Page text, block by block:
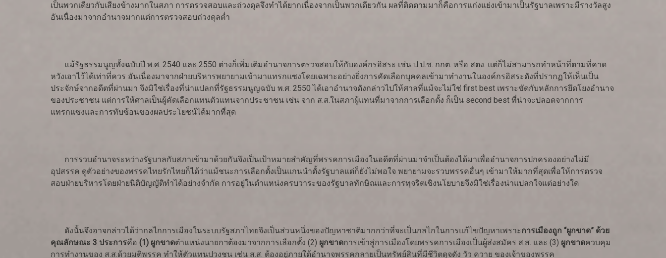
เป็นพวกเดียวกับเสียงข้างมากในสภา การตรวจสอบและถ่วงดุลจึงทำได้ยากเนื่องจากเป็นพวกเดียวกัน ผลที่ติดตามมาก็คือการแก่งแย่งเข้ามาเป็นรัฐบาลเพราะมีรางวัลสูง
อันเนื่องมาจากอำนาจมากแต่การตรวจสอบถ่วงดุลต่ำ
แม้รัฐธรรมนูญทั้งฉบับปี พ.ศ. 2540 และ 2550 ต่างก็เพิ่มเติมอำนาจการตรวจสอบให้กับองค์กรอิสระ เช่น ป.ป.ช. กกต. หรือ สตง. แต่ก็ไม่สามารถทำหน้าที่ตามที่คาด
หวังเอาไว้ได้เท่าที่ควร อันเนื่องมาจากฝ่ายบริหารพยายามเข้ามาแทรกแซงโดยเฉพาะอย่างยิ่งการคัดเลือกบุคคลเข้ามาทำงานในองค์กรอิสระดังที่ปรากฏให้เห็นเป็น
ประจักษ์จากอดีตที่ผ่านมา จึงมิใช่เรื่องที่น่าแปลกที่รัฐธรรมนูญฉบับ พ.ศ. 2550 ได้เอาอำนาจดังกล่าวไปให้ศาลที่แม้จะไม่ใช่ first best เพราะขัดกับหลักการยึดโยงอำนาจ
ของประชาชน แต่การให้ศาลเป็นผู้คัดเลือกแทนตัวแทนจากประชาชน เช่น จาก ส.ส.ในสภาผู้แทนที่มาจากการเลือกตั้ง ก็เป็น second best ที่น่าจะปลอดจากการ
แทรกแซงและการทับซ้อนของผลประโยชน์ได้มากที่สุด
การรวบอำนาจระหว่างรัฐบาลกับสภาเข้ามาด้วยกันจึงเป็นเป้าหมายสำคัญที่พรรคการเมืองในอดีตที่ผ่านมาจำเป็นต้องได้มาเพื่ออำนาจการปกครองอย่างไม่มี
อุปสรรค ดูตัวอย่างของพรรคไทยรักไทยก็ได้ว่าแม้ชนะการเลือกตั้งเป็นแกนนำตั้งรัฐบาลแต่ก็ยังไม่พอใจ พยายามจะรวบพรรคอื่นๆ เข้ามาให้มากที่สุดเพื่อให้การตรวจ
สอบฝ่ายบริหารโดยฝ่ายนิติบัญญัติทำได้อย่างจำกัด การอยู่ในตำแหน่งครบวาระของรัฐบาลทักษิณและการทุจริตเชิงนโยบายจึงมิใช่เรื่องน่าแปลกใจแต่อย่างใด
ดังนั้นจึงอาจกล่าวได้ว่ากลไกการเมืองในระบบรัฐสภาไทยจึงเป็นส่วนหนึ่งของปัญหาชาติมากกว่าที่จะเป็นกลไกในการแก้ไขปัญหาเพราะการเมืองถูก “ผูกขาด” ด้วย
คุณลักษณะ 3 ประการคือ (1) ผูกขาดตำแหน่งนายกฯต้องมาจากการเลือกตั้ง (2) ผูกขาดการเข้าสู่การเมืองโดยพรรคการเมืองเป็นผู้ส่งสมัคร ส.ส. และ (3) ผูกขาดควบคุม
การทำงานของ ส.ส.ด้วยมติพรรค ทำให้ตัวแทนปวงชน เช่น ส.ส. ต้องอยู่ภายใต้อำนาจพรรคกลายเป็นทรัพย์สินที่มีชีวิตดุจดัง วัว ควาย ของเจ้าของพรรค